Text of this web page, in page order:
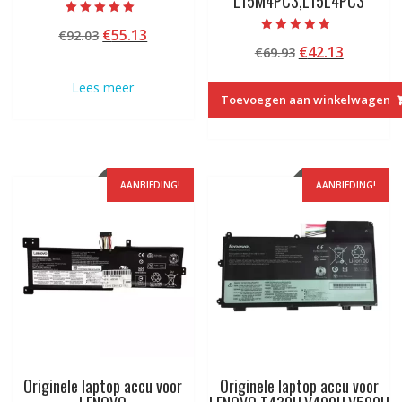
5.00
van 5
€92.03 Oorspronkelijke
€92.03.
€55.13
Lees meer
5.00
van 5
€69.93
was:
€69.93.
€42.13Huidige
is:
€42.13.
Toevoegen aan winkelwagen
AANBIEDING!
Originele laptop accu voor
AANBIEDING!
Originele laptop accu voor